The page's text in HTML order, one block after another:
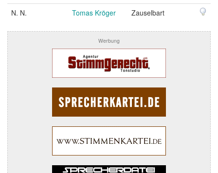
N. N.
Tomas Kröger Zauselbart
Werbung